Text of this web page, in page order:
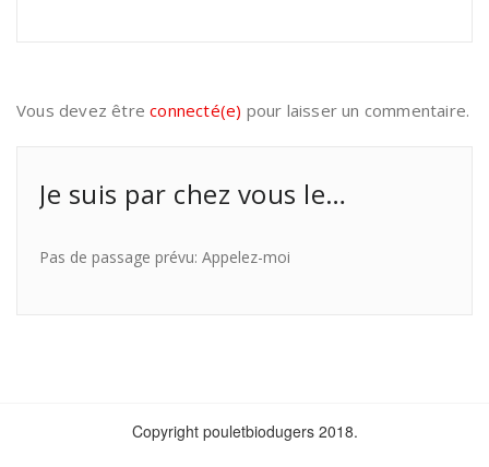
Vous devez êtreconnecté(e) pour laisser un commentaire.
Je suis par chez vous le…
Pas de passage prévu: Appelez-moi
Copyright pouletbiodugers 2018.